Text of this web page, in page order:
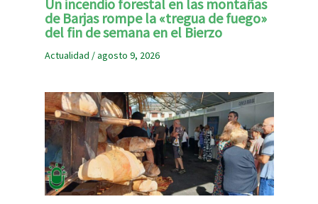
Un incendio forestal en las montañas
de Barjas rompe la «tregua de fuego»
del fin de semana en el Bierzo
Actualidad /agosto 9, 2026